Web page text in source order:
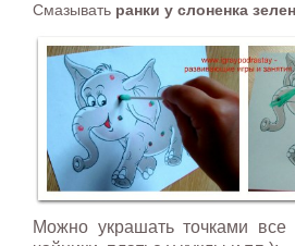
Смазывать ранки у слоненка
Можно украшать точками все